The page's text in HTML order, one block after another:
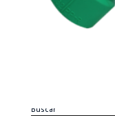
Buscar